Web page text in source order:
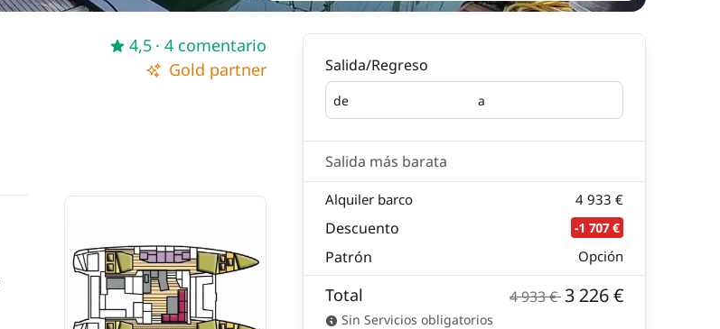
4,5 · 4 comentario
Gold partner
Salida/Regreso
de
Salida a
Regreso
Salida más barata
Alquiler barco 4 933 €
Descuento -1 707 €
Patrón Opción
Total 4 933 € 3 226 €
Sin Servicios obligatorios